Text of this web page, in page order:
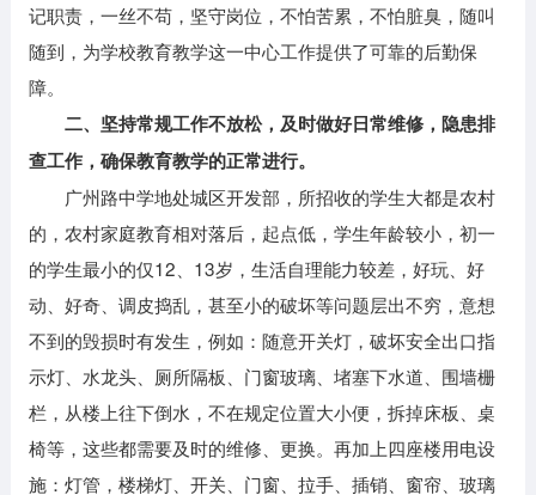
记职责，一丝不苟，坚守岗位，不怕苦累，不怕脏臭，随叫
随到，为学校教育教学这一中心工作提供了可靠的后勤保
障。
二、坚持常规工作不放松，及时做好日常维修，隐患排
查工作，确保教育教学的正常进行。
广州路中学地处城区开发部，所招收的学生大都是农村
的，农村家庭教育相对落后，起点低，学生年龄较小，初一
的学生最小的仅12、13岁，生活自理能力较差，好玩、好
动、好奇、调皮捣乱，甚至小的破坏等问题层出不穷，意想
不到的毁损时有发生，例如：随意开关灯，破坏安全出口指
示灯、水龙头、厕所隔板、门窗玻璃、堵塞下水道、围墙栅
栏，从楼上往下倒水，不在规定位置大小便，拆掉床板、桌
椅等，这些都需要及时的维修、更换。再加上四座楼用电设
施：灯管，楼梯灯、开关、门窗、拉手、插销、窗帘、玻璃